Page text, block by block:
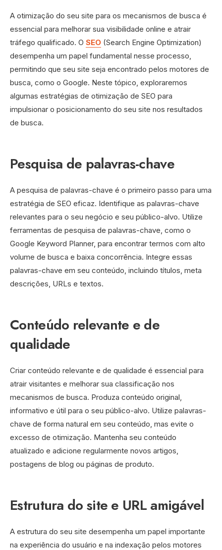
A otimização do seu site para os mecanismos de busca é
essencial para melhorar sua visibilidade online e atrair
tráfego qualificado. O SEO (Search Engine Optimization)
desempenha um papel fundamental nesse processo,
permitindo que seu site seja encontrado pelos motores de
busca, como o Google. Neste tópico, exploraremos
algumas estratégias de otimização de SEO para
impulsionar o posicionamento do seu site nos resultados
de busca.
Pesquisa de palavras-chave
A pesquisa de palavras-chave é o primeiro passo para uma
estratégia de SEO eficaz. Identifique as palavras-chave
relevantes para o seu negócio e seu público-alvo. Utilize
ferramentas de pesquisa de palavras-chave, como o
Google Keyword Planner, para encontrar termos com alto
volume de busca e baixa concorrência. Integre essas
palavras-chave em seu conteúdo, incluindo títulos, meta
descrições, URLs e textos.
Conteúdo relevante e de
qualidade
Criar conteúdo relevante e de qualidade é essencial para
atrair visitantes e melhorar sua classificação nos
mecanismos de busca. Produza conteúdo original,
informativo e útil para o seu público-alvo. Utilize palavras-
chave de forma natural em seu conteúdo, mas evite o
excesso de otimização. Mantenha seu conteúdo
atualizado e adicione regularmente novos artigos,
postagens de blog ou páginas de produto.
Estrutura do site e URL amigável
A estrutura do seu site desempenha um papel importante
na experiência do usuário e na indexação pelos motores